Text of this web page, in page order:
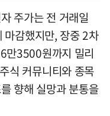
주가는 전 거래일
감했지만, 장중 2차
만3500원까지 밀리
식 커뮤니티와 종목
향해 실망과 분통을